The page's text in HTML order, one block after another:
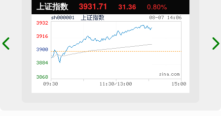
上证指数 3931.71 31.36 0.80%